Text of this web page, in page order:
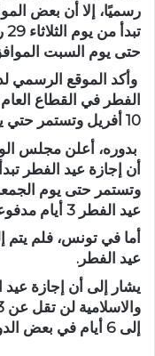
رسميًا، إلا أن بعض
حتى يوم السبت الموافق 13 من أفريل
وأكد الموقع الرسمي
الفطر في القطاع
10 أفريل وتستمر حتي يوم الجمعة 12 من أفريل الجاري.
بدوره، أعلن مجلس
وتستمر حتى يوم
عيد الفطر 3 أيام مدفوعة الأجر.
أما في تونس، فلم يتم
عيد الفطر.
يشار إلى أن إجازة عيد
إلى 6 أيام في بعض الدول الأخرى.